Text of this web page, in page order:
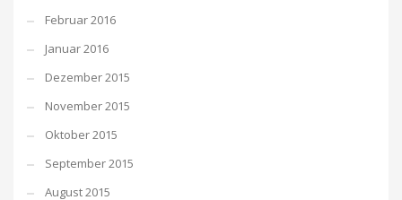
Februar 2016
Januar 2016
Dezember 2015
November 2015
Oktober 2015
September 2015
August 2015